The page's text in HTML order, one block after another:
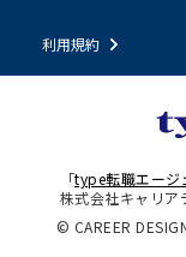
利用規約
「type転職エージ
株式会社キャリア
© CAREER